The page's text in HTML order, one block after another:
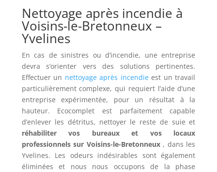
Nettoyage après incendie à
Voisins-le-Bretonneux –
Yvelines
En cas de sinistres ou d’incendie, une entreprise
devra s’orienter vers des solutions pertinentes.
Effectuer un nettoyage après incendieest un travail
particulièrement complexe, qui requiert l’aide d’une
entreprise expérimentée, pour un résultat à la
hauteur. Ecocomplet est parfaitement capable
d’enlever les détritus, nettoyer le reste de suie et
réhabiliter vos bureaux et vos locaux
professionnels sur Voisins-le-Bretonneux , dans les
Yvelines. Les odeurs indésirables sont également
éliminées et nous nous occupons de la phase